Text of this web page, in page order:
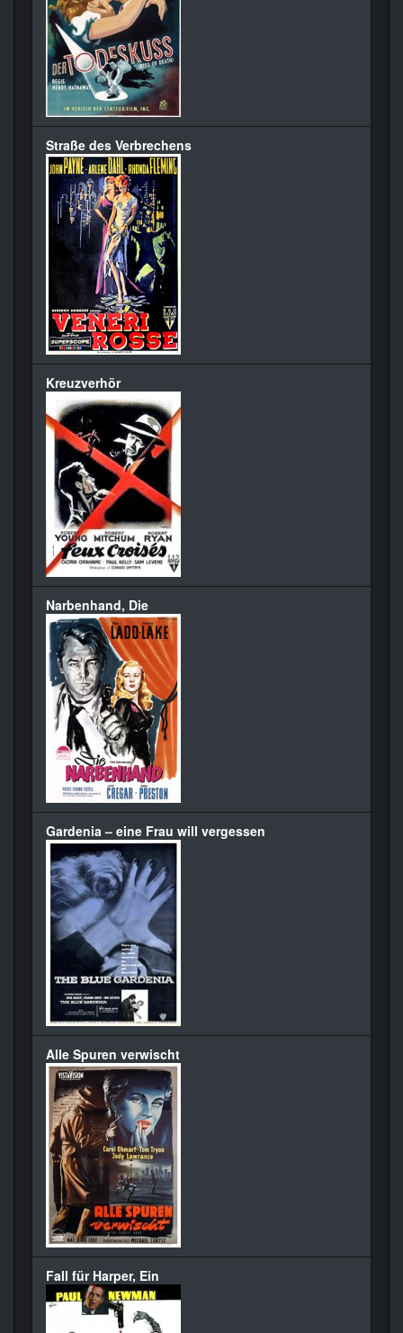
Straße des Verbrechens
Kreuzverhör
Narbenhand, Die
Gardenia – eine Frau will vergessen
Alle Spuren verwischt
Fall für Harper, Ein